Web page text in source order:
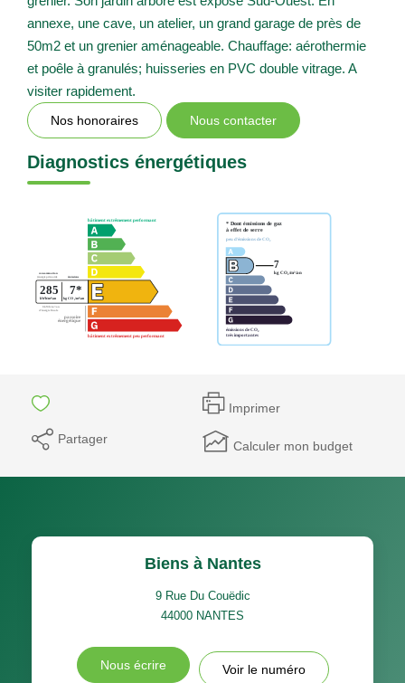
annexe, une cave, un atelier, un grand garage de près de
50m2 et un grenier aménageable. Chauffage: aérothermie
et poêle à granulés; huisseries en PVC double vitrage. A
visiter rapidement.
Nos honoraires Nous contacter
Diagnostics énergétiques
Imprimer
Partager Calculer mon budget
Biens à Nantes
9 Rue Du Couëdic
44000 NANTES
Nous écrire Voir le numéro